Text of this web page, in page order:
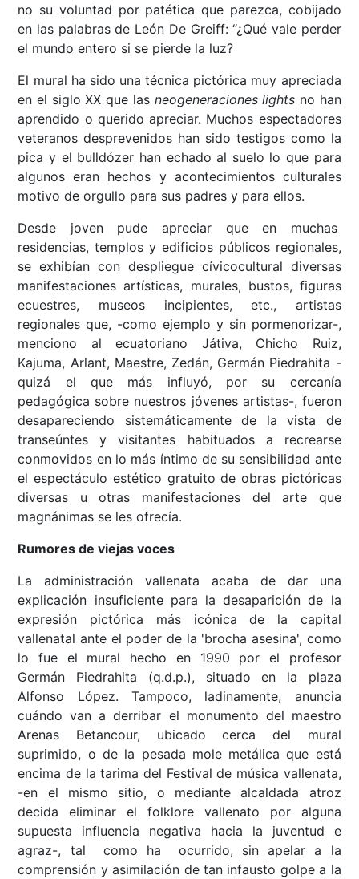
no su voluntad por patética que parezca, cobijado
en las palabras de León De Greiff: “¿Qué vale perder
el mundo entero si se pierde la luz?
El mural ha sido una técnica pictórica muy apreciada
en el siglo XX que las neogeneraciones lights no han
aprendido o querido apreciar. Muchos espectadores
veteranos desprevenidos han sido testigos como la
pica y el bulldózer han echado al suelo lo que para
algunos eran hechos y acontecimientos culturales
motivo de orgullo para sus padres y para ellos.
Desde joven pude apreciar que en muchas
residencias, templos y edificios públicos regionales,
se exhibían con despliegue cívicocultural diversas
manifestaciones artísticas, murales, bustos, figuras
ecuestres, museos incipientes, etc., artistas
regionales que, -como ejemplo y sin pormenorizar-,
menciono al ecuatoriano Játiva, Chicho Ruiz,
Kajuma, Arlant, Maestre, Zedán, Germán Piedrahita -
quizá el que más influyó, por su cercanía
pedagógica sobre nuestros jóvenes artistas-, fueron
desapareciendo sistemáticamente de la vista de
transeúntes y visitantes habituados a recrearse
conmovidos en lo más íntimo de su sensibilidad ante
el espectáculo estético gratuito de obras pictóricas
diversas u otras manifestaciones del arte que
magnánimas se les ofrecía.
Rumores de viejas voces
La administración vallenata acaba de dar una
explicación insuficiente para la desaparición de la
expresión pictórica más icónica de la capital
vallenatal ante el poder de la 'brocha asesina', como
lo fue el mural hecho en 1990 por el profesor
Germán Piedrahita (q.d.p.), situado en la plaza
Alfonso López. Tampoco, ladinamente, anuncia
cuándo van a derribar el monumento del maestro
Arenas Betancour, ubicado cerca del mural
suprimido, o de la pesada mole metálica que está
encima de la tarima del Festival de música vallenata,
-en el mismo sitio, o mediante alcaldada atroz
decida eliminar el folklore vallenato por alguna
supuesta influencia negativa hacia la juventud e
agraz-, tal como ha ocurrido, sin apelar a la
comprensión y asimilación de tan infausto golpe a la